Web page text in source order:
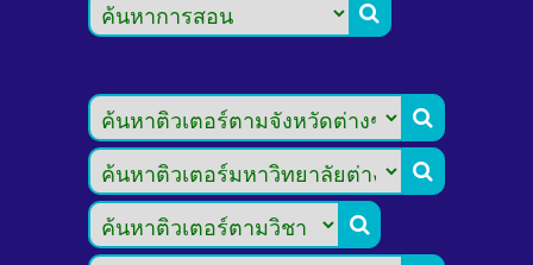



